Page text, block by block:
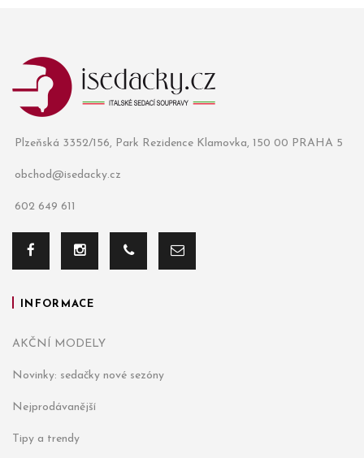
Plzeňská 3352/156, Park Rezidence Klamovka, 150 00 PRAHA 5
obchod@isedacky.cz
602 649 611
INFORMACE
AKČNÍ MODELY
Novinky: sedačky nové sezóny
Nejprodávanější
Tipy a trendy